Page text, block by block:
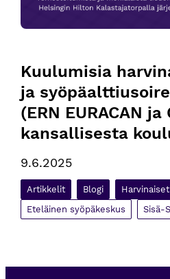
Kuulumisia
ja
(ERN EURACAN ja
kansallisesta
9.6.2025
Artikkelit Blogi
Harvinaiset
Eteläinen syöpäkeskus
Sisä-